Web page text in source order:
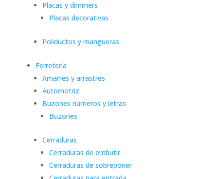
Placas y dimmers
Placas decorativas
Poliductos y mangueras
Ferretería
Amarres y arrastres
Automotriz
Buzones números y letras
Buzones
Cerraduras
Cerraduras de embutir
Cerraduras de sobreponer